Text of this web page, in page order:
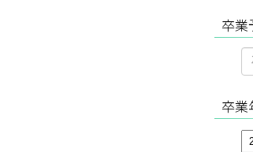
卒業
卒業